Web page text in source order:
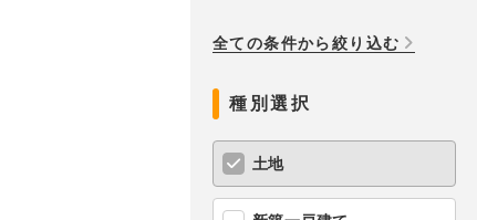
全ての条件から絞り込む
種別選択
土地